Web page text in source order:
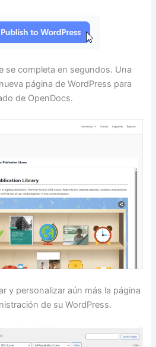
se completa en segundos. Una
página de WordPress para
de OpenDocs.
y personalizar aún más la página
de su WordPress.